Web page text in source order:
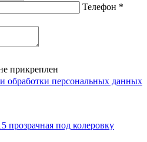
Телефон *
прикреплен
обработки персональных данных
под колеровку